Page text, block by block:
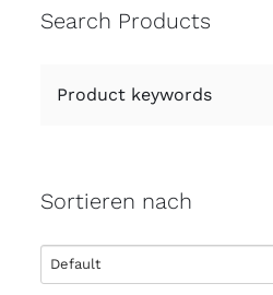
Search Products
Sortieren nach
Default